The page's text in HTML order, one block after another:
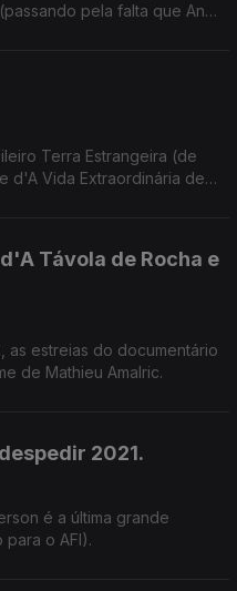
pela falta que Ana
Terra Estrangeira (de
d'A Vida Extraordinária de
Távola de Rocha e
as estreias do documentário
de Mathieu Amalric.
2021.
é a última grande
para o AFI).